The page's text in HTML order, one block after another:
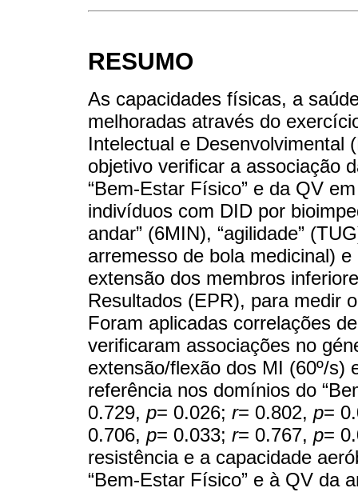
RESUMO
As capacidades físicas, a
melhoradas através do
Intelectual e Desenvolvimental
objetivo verificar a associação
“Bem-Estar Físico” e da QV
indivíduos com DID por
andar” (6MIN), “agilidade”
arremesso de bola medicinal)
extensão dos membros
Resultados (EPR), para medir
Foram aplicadas correlações
verificaram associações no
extensão/flexão dos MI (60º/s)
referência nos domínios do
0.729, p= 0.026; r= 0.802, p=
0.706, p= 0.033; r= 0.767, p=
resistência e a capacidade
“Bem-Estar Físico” e à QV da